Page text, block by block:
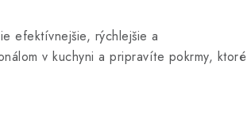
efektívnejšie, rýchlejšie a
v kuchyni a pripravíte pokrmy, ktoré